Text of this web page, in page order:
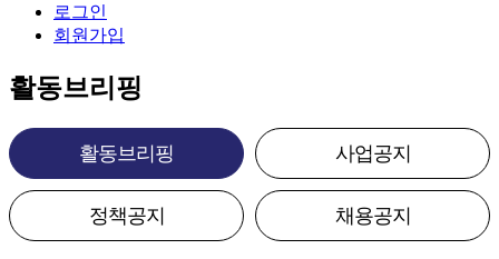
로그인
회원가입
활동브리핑
활동브리핑 사업공지
정책공지 채용공지